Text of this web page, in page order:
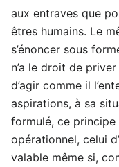
aux entraves que
êtres humains. Le
s’énoncer sous
n’a le droit de
d’agir comme il
aspirations, à sa
formulé, ce principe
opérationnel, celui
valable même si,